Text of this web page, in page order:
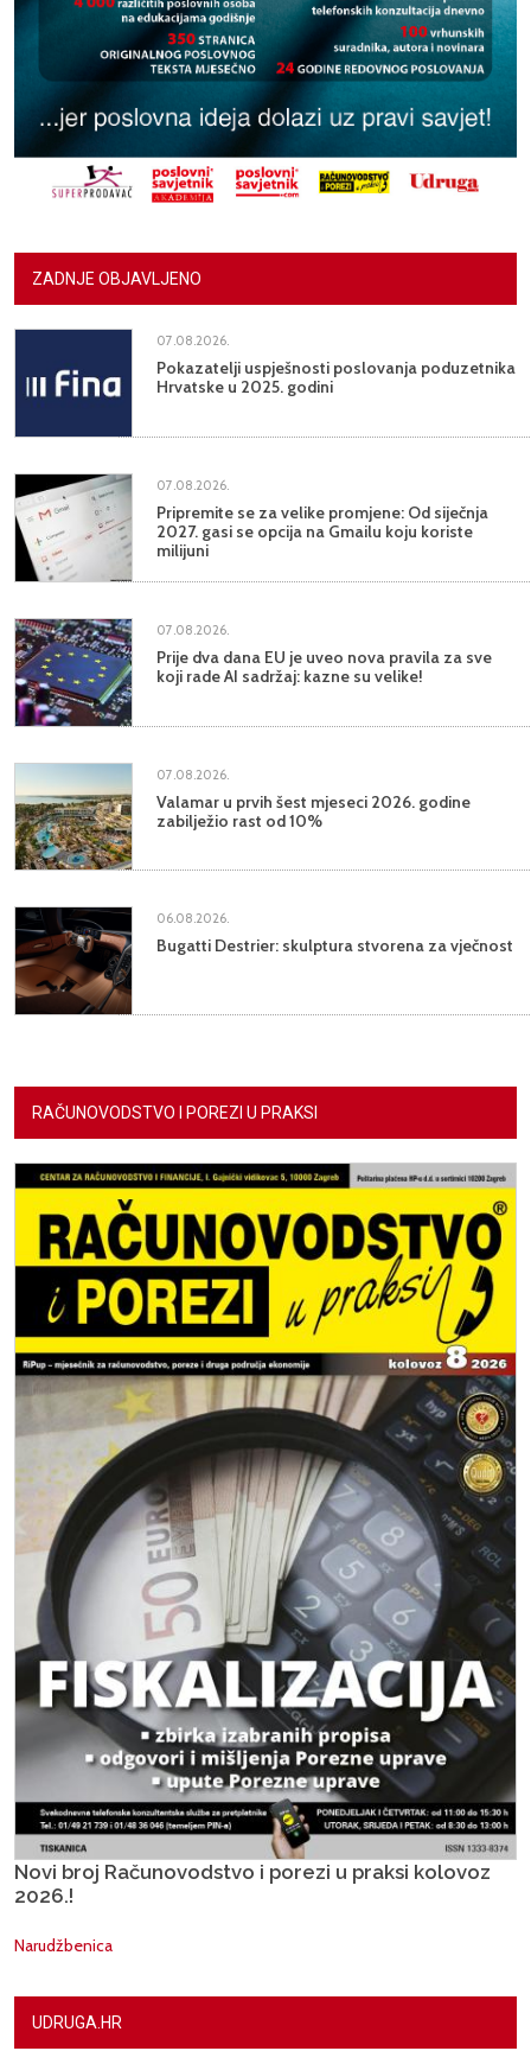
ZADNJE OBJAVLJENO
07.08.2026.
Pokazatelji uspješnosti poslovanja poduzetnika
Hrvatske u 2025. godini
07.08.2026.
Pripremite se za velike promjene: Od siječnja
2027. gasi se opcija na Gmailu koju koriste
milijuni
07.08.2026.
Prije dva dana EU je uveo nova pravila za sve
koji rade AI sadržaj: kazne su velike!
07.08.2026.
Valamar u prvih šest mjeseci 2026. godine
zabilježio rast od 10%
06.08.2026.
Bugatti Destrier: skulptura stvorena za vječnost
RAČUNOVODSTVO I POREZI U PRAKSI
Novi broj Računovodstvo i porezi u praksi kolovoz
2026.!
Narudžbenica
UDRUGA.HR